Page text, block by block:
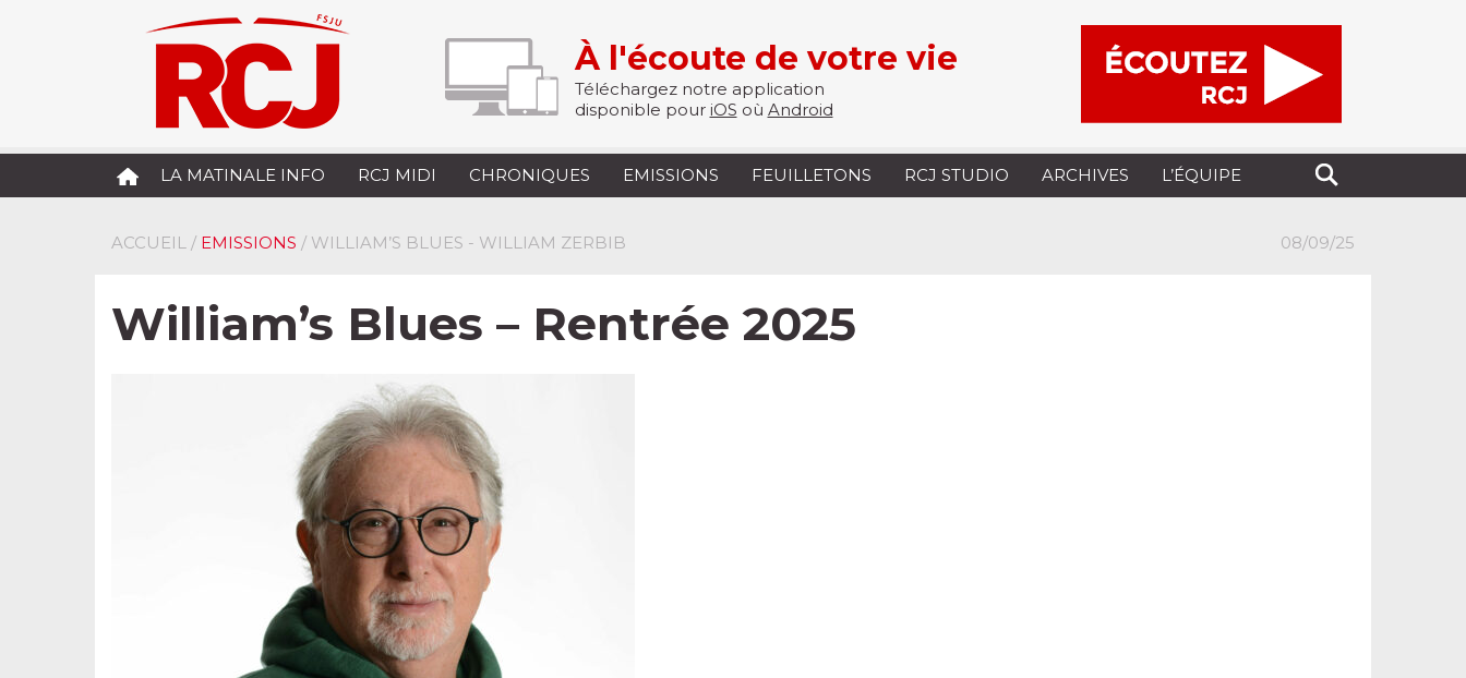
À l'écoute de votre vie
Téléchargez notre application
disponible pour iOS où Android
LA MATINALE INFO RCJ MIDI CHRONIQUES EMISSIONS FEUILLETONS RCJ STUDIO ARCHIVES L’ÉQUIPE
ACCUEIL / EMISSIONS / WILLIAM’S BLUES - WILLIAM ZERBIB 08/09/25
William’s Blues – Rentrée 2025